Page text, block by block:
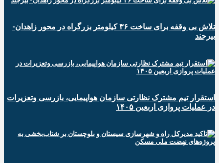
تلاش بی وقفه برای ساخت ۳۶ کیلومتر بزرگراه در محور زاهدان-
بیرجند
استقرار تیم مشترک نظارتی سازمان هواپیمایی، بازرسی وتعزیرات
در عملیات پروازی اربعین ۱۴۰۵